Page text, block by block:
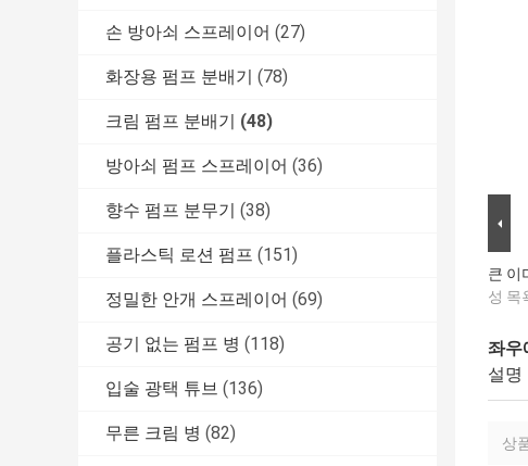
손 방아쇠 스프레이어 (27)
화장용 펌프 분배기 (78)
크림 펌프 분배기 (48)
방아쇠 펌프 스프레이어 (36)
향수 펌프 분무기 (38)
플라스틱 로션 펌프 (151)
정밀한 안개 스프레이어 (69)
공기 없는 펌프 병 (118)
입술 광택 튜브 (136)
무른 크림 병 (82)
큰 이
성 목
좌우
설명
상